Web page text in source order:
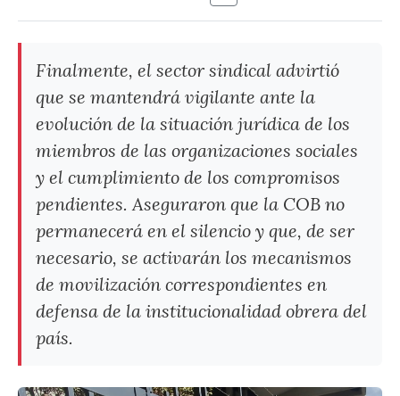
Finalmente, el sector sindical advirtió
que se mantendrá vigilante ante la
evolución de la situación jurídica de los
miembros de las organizaciones sociales
y el cumplimiento de los compromisos
pendientes. Aseguraron que la COB no
permanecerá en el silencio y que, de ser
necesario, se activarán los mecanismos
de movilización correspondientes en
defensa de la institucionalidad obrera del
país.